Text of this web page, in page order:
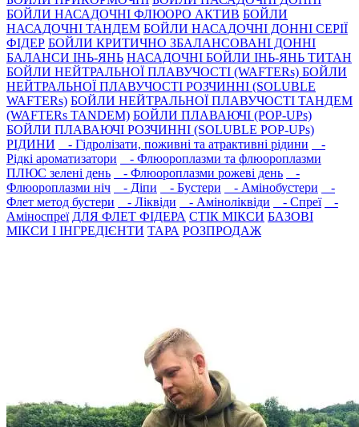
БОЙЛИ НАСАДОЧНІ ФЛЮОРО АКТИВ БОЙЛИ
НАСАДОЧНІ ТАНДЕМ БОЙЛИ НАСАДОЧНI ДОННI СЕРIÏ
ФIДЕР БОЙЛИ КРИТИЧНО ЗБАЛАНСОВАНІ ДОННІ
БАЛАНСИ ІНЬ-ЯНЬ НАСАДОЧНІ БОЙЛИ ІНЬ-ЯНЬ ТИТАН
БОЙЛИ НЕЙТРАЛЬНОÏ ПЛАВУЧОСТI (WAFTERs) БОЙЛИ
НЕЙТРАЛЬНОЇ ПЛАВУЧОСТІ РОЗЧИННІ (SOLUBLE
WAFTERs) БОЙЛИ НЕЙТРАЛЬНОЇ ПЛАВУЧОСТІ ТАНДЕМ
(WAFTERs TANDEM) БОЙЛИ ПЛАВАЮЧІ (POP-UPs)
БОЙЛИ ПЛАВАЮЧI РОЗЧИННI (SOLUBLE POP-UPs)
РIДИНИ
- Гідролізати, поживні та атрактивнi рідини
-
Рідкі ароматизатори
- Флюороплазми та флюороплазми
ПЛЮС зелені день
- Флюороплазми рожеві день
-
Флюороплазми ніч
- Дiпи - Бустери - Амінобустери
-
Флет метод бустери
- Лiквiди - Амiнолiквiди - Спреї
-
Амiноспреї ДЛЯ ФЛЕТ ФІДЕРА СТIК МIКСИ БАЗОВІ
МІКСИ І ІНГРЕДІЄНТИ ТАРА РОЗПРОДАЖ